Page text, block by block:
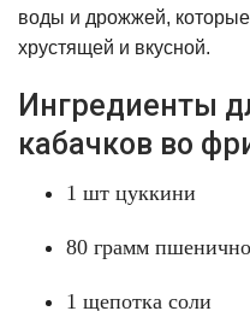
воды и дрожжей,
хрустящей и вкусной.
Ингредиенты
кабачков во
1 шт цуккини
80 грамм
1 щепотка соли